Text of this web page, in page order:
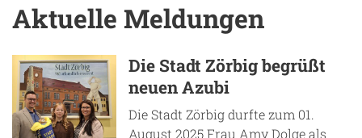
Aktuelle Meldungen
Die Stadt Zörbig begrüßt
neuen Azubi
Die Stadt Zörbig durfte zum 01.
August 2025 Frau Amy Dolge als